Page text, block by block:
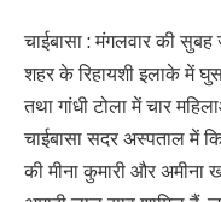
चाईबासा : मंगलवार की
शहर के रिहायशी इलाके में
तथा गांधी टोला में चार
चाईबासा सदर अस्पताल में
की मीना कुमारी और अमीना